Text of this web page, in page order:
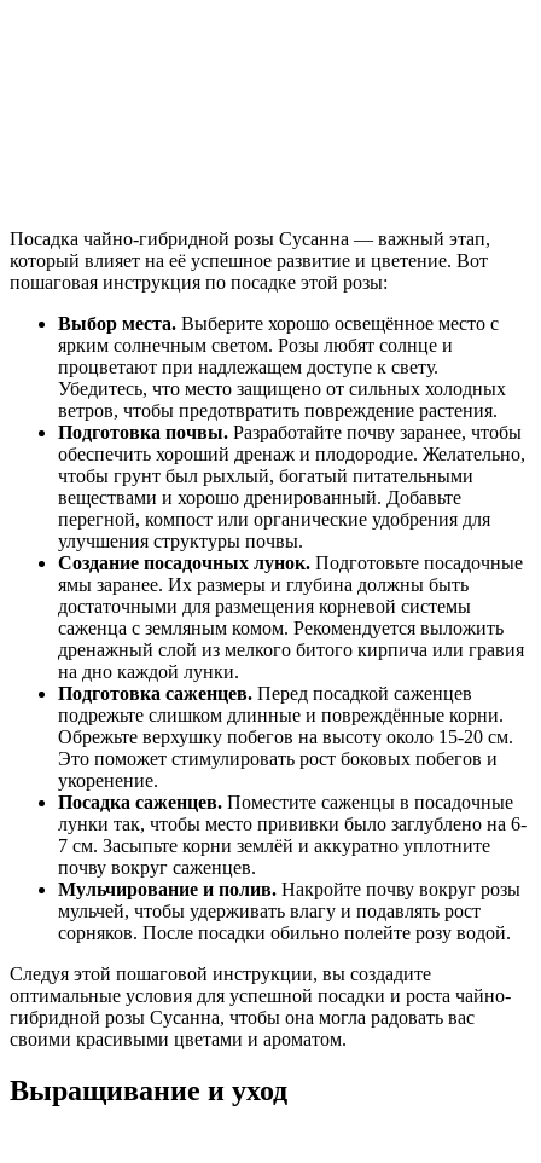
Посадка чайно-гибридной розы Сусанна — важный этап,
который влияет на её успешное развитие и цветение. Вот
пошаговая инструкция по посадке этой розы:
Выбор места. Выберите хорошо освещённое место с
ярким солнечным светом. Розы любят солнце и
процветают при надлежащем доступе к свету.
Убедитесь, что место защищено от сильных холодных
ветров, чтобы предотвратить повреждение растения.
Подготовка почвы. Разработайте почву заранее, чтобы
обеспечить хороший дренаж и плодородие. Желательно,
чтобы грунт был рыхлый, богатый питательными
веществами и хорошо дренированный. Добавьте
перегной, компост или органические удобрения для
улучшения структуры почвы.
Создание посадочных лунок. Подготовьте посадочные
ямы заранее. Их размеры и глубина должны быть
достаточными для размещения корневой системы
саженца с земляным комом. Рекомендуется выложить
дренажный слой из мелкого битого кирпича или гравия
на дно каждой лунки.
Подготовка саженцев. Перед посадкой саженцев
подрежьте слишком длинные и повреждённые корни.
Обрежьте верхушку побегов на высоту около 15-20 см.
Это поможет стимулировать рост боковых побегов и
укоренение.
Посадка саженцев. Поместите саженцы в посадочные
лунки так, чтобы место прививки было заглублено на 6-
7 см. Засыпьте корни землёй и аккуратно уплотните
почву вокруг саженцев.
Мульчирование и полив. Накройте почву вокруг розы
мульчей, чтобы удерживать влагу и подавлять рост
сорняков. После посадки обильно полейте розу водой.
Следуя этой пошаговой инструкции, вы создадите
оптимальные условия для успешной посадки и роста чайно-
гибридной розы Сусанна, чтобы она могла радовать вас
своими красивыми цветами и ароматом.
Выращивание и уход